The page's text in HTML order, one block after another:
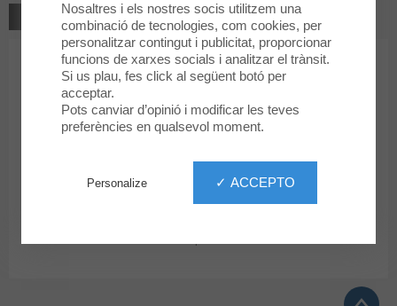
TOTS ELS SERVEIS
Nosaltres i els nostres socis utilitzem una
combinació de tecnologies, com cookies, per
personalitzar contingut i publicitat, proporcionar
funcions de xarxes socials i analitzar el trànsit.
Si us plau, fes click al següent botó per
acceptar.
Pots canviar d’opinió i modificar les teves
preferències en qualsevol moment.
✓ ACCEPTO
Personalize